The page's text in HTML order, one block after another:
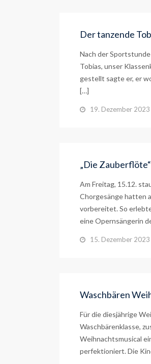
Der tanzende
Nach der
Tobias, unser
gestellt sagte er, er
[…]
19. Dezember 2023
„Die
Am Freitag, 15.12.
Chorgesänge hatten
vorbereitet. So
eine Opernsängerin
15. Dezember 2023
Waschbären
Für die diesjährige
Waschbärenklasse,
Weihnachtsmusical
perfektioniert. Die